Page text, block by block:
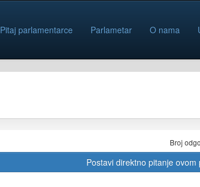
Pitaj parlamentarce Parlametar O nama
Broj
Postavi direktno pitanje ovom